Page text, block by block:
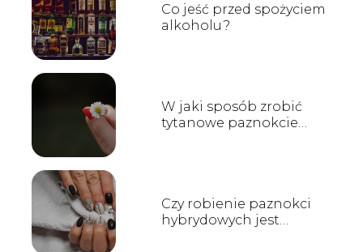
Co jeść przed spożyciem
alkoholu?
W jaki sposób zrobić
tytanowe paznokcie
Czy robienie paznokci
hybrydowych jest